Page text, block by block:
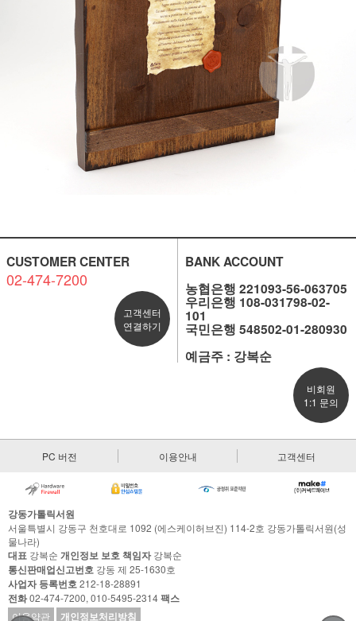
CUSTOMER CENTER
02-474-7200
고객센터
연결하기
BANK ACCOUNT
농협은행 221093-56-063705
우리은행 108-031798-02-
101
국민은행 548502-01-280930
예금주 : 강복순
비회원
1:1 문의
PC 버전 이용안내 고객센터
강동가톨릭서원
서울특별시 강동구 천호대로 1092 (에스케이허브진) 114-2호 강동가톨릭서원(성
물나라)
대표 강복순 개인정보 보호 책임자강복순
통신판매업신고번호 강동 제 25-1630호
사업자 등록번호212-18-28891
전화02-474-7200, 010-5495-2314팩스
이용약관 개인정보처리방침